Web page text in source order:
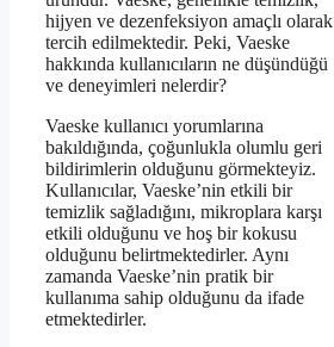
hijyen ve dezenfeksiyon amaçlı olarak
tercih edilmektedir. Peki, Vaeske
hakkında kullanıcıların ne düşündüğü
ve deneyimleri nelerdir?
Vaeske kullanıcı yorumlarına
bakıldığında, çoğunlukla olumlu geri
bildirimlerin olduğunu görmekteyiz.
Kullanıcılar, Vaeske’nin etkili bir
temizlik sağladığını, mikroplara karşı
etkili olduğunu ve hoş bir kokusu
olduğunu belirtmektedirler. Aynı
zamanda Vaeske’nin pratik bir
kullanıma sahip olduğunu da ifade
etmektedirler.